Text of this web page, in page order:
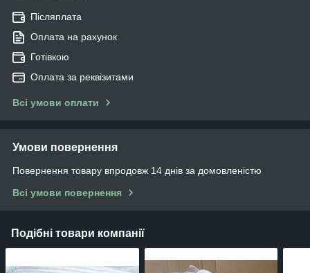
Післяплата
Оплата на рахунок
Готівкою
Оплата за реквізитами
Всі умови оплати
Умови повернення
Повернення товару впродовж 14 днів за домовленістю
Всі умови повернення
Подібні товари компанії